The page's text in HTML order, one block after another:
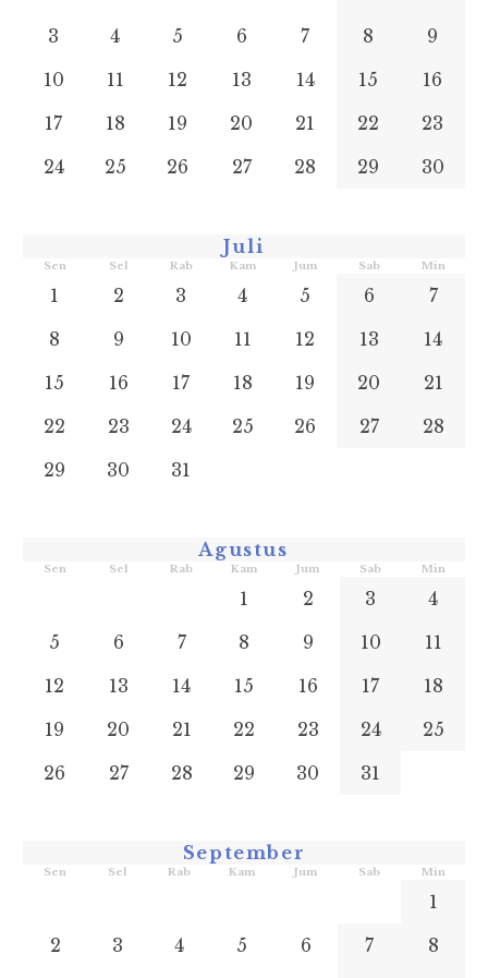
3
4 5 6 7 8
9
10
11 12 13 14 15
16
17
18 19 20 21 22
23
24
25 26 27 28 29 30
Juli
Sen Sel Rab Kam Jum Sab Min
1 2 3 4 5 6
7
8
9 10 11 12 13
14
15
16 17 18 19 20
21
22
23 24 25 26 27
28
29
30 31
Agustus
Sen Sel Rab Kam Jum Sab Min
1 2 3
4
5
6 7 8 9 10
11
12
13 14 15 16 17
18
19
20 21 22 23 24
25
26
27 28 29 30 31
September
Sen Sel Rab Kam Jum Sab Min
1
2
3 4 5 6 7
8